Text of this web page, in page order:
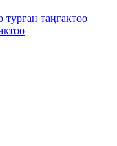
таңгактоо